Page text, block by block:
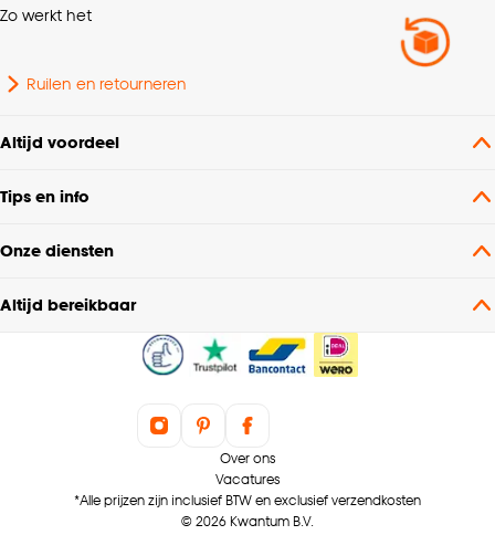
Inclusief lichtbron
Interieurstijl
Zo werkt het
Ruilen en retourneren
Altijd voordeel
Tips en info
Onze diensten
Altijd bereikbaar
Over ons
Vacatures
*Alle prijzen zijn inclusief BTW en exclusief verzendkosten
© 2026 Kwantum B.V.